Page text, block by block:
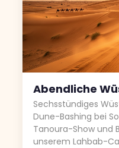
Abendliche
Sechsstündiges
Dune-Bashing bei
Tanoura-Show und
unserem Lahbab-